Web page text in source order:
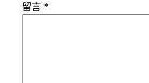
留言 *